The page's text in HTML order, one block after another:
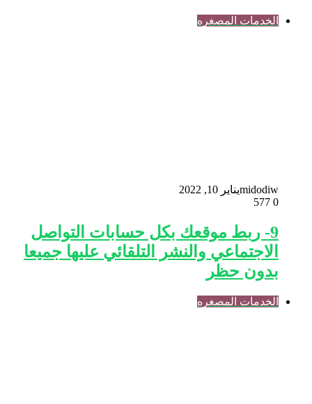
الخدمات المصغره
midodiwيناير 10, 2022
0
9- ربط موقعك بكل حسابات التواصل
الاجتماعي والنشر التلقائي عليها جميعا
بدون حظر
الخدمات المصغره